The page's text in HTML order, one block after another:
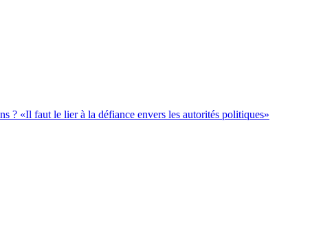
? «Il faut le lier à la défiance envers les autorités politiques»